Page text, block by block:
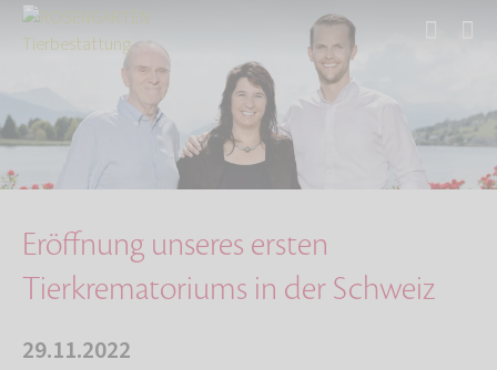
Über uns
Aktuelles
Eröffnung unseres ersten Tierkrematoriums in …
Eröffnung unseres ersten
Tierkrematoriums in der Schweiz
29.11.2022